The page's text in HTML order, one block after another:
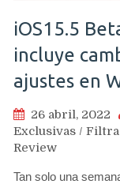
iOS15.5
incluye
ajustes en
26 abril, 2022
Exclusivas /
Review
Tan solo una